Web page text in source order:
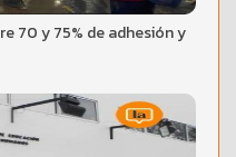
70 y 75% de adhesión y